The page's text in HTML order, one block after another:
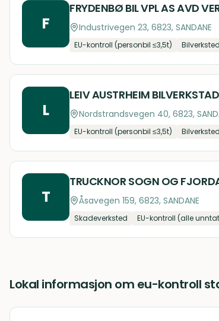
F
FRYDENBØ BIL VPL AS AVD
Industrivegen 23, 6823, SANDANE
EU-kontroll (personbil ≤3,5t)
L
LEIV AUSTRHEIM
Nordstrandsvegen 40, 6823,
EU-kontroll (personbil ≤3,5t)
T
TRUCKNOR SOGN OG
Åsavegen 159, 6823, SANDANE
Skadeverksted EU-kontroll (alle
Lokal informasjon om eu-kontroll